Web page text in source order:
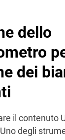
dello
dei
il contenuto
degli